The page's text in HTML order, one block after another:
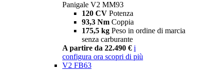
Panigale V2 MM93
120 CV Potenza
93,3 Nm Coppia
175,5 kg Peso in ordine di marcia
senza carburante
A partire da 22.490 € i
configura ora scopri di più
V2 FB63